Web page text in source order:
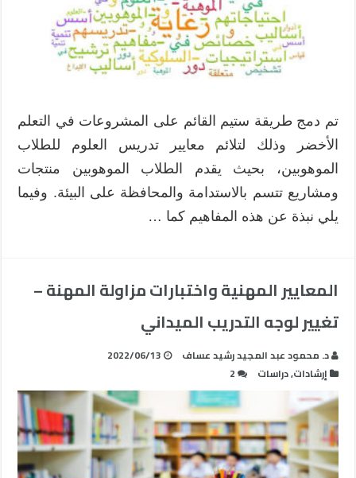
تدريس
العلوم
للموهوبين
مغلقة
تم دمج طريقة ستيم القائم على المشروعات في التعلم
الأخضر وذلك لتلائم معايير تدريس العلوم للطلاب
الموهوبين، بحيث يقدم الطلاب الموهوبين منتجات
ومشاريع تتسم بالاستدامة والمحافظة على البيئة. وفيما
يلي نبذة عن هذه المفاهيم كما …
المعايير المهنية واختبارات مزاولة المهنة –
تغيير لوجه التدريب الميداني
د. محمود عبد المجيد رشيد عساف
2022/06/13
إرشادات,دراسات 2